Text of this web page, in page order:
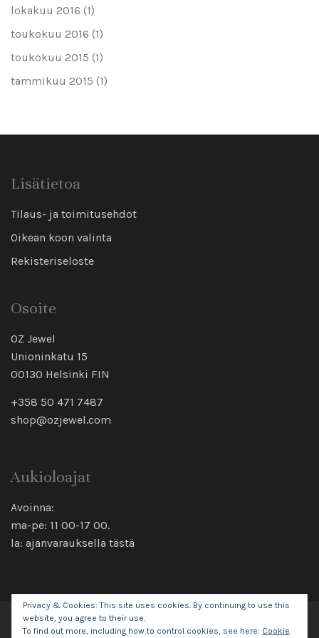
lokakuu 2016 (1)
toukokuu 2016 (1)
toukokuu 2015 (1)
tammikuu 2015 (1)
Lisätietoa
Tilaus- ja toimitusehdot
Oikean koon valinta
Rekisteriseloste
Osoite
OZ Jewel
Unioninkatu 15
00130 Helsinki FIN
+358 50 471 7487
shop@ozjewel.com
Aukioloajat
Avoinna:
ma-pe: 11 00-17 00.
la: ajanvarauksella tästä
© 2026 Oz Jewel All rights reserved.
Privacy & Cookies: This site uses cookies. By continuing to use this
website, you agree to their use.
To find out more, including how to control cookies, see here: Cookie